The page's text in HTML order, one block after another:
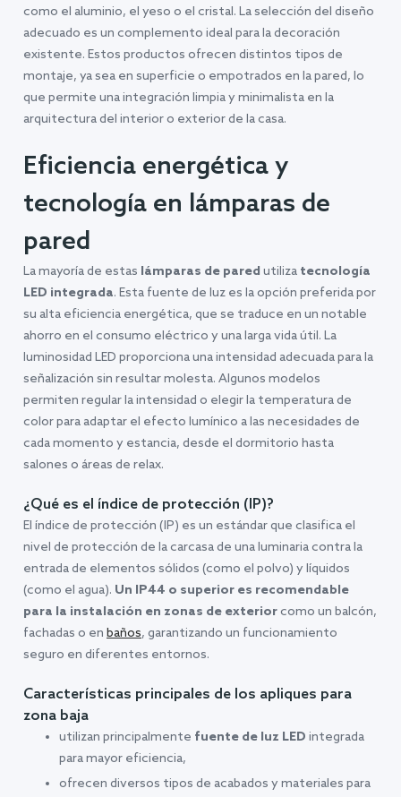
como el aluminio, el yeso o el cristal. La selección del diseño
adecuado es un complemento ideal para la decoración
existente. Estos productos ofrecen distintos tipos de
montaje, ya sea en superficie o empotrados en la pared, lo
que permite una integración limpia y minimalista en la
arquitectura del interior o exterior de la casa.
Eficiencia energética y
tecnología en lámparas de
pared
La mayoría de estas lámparas de pared utiliza tecnología
LED integrada. Esta fuente de luz es la opción preferida por
su alta eficiencia energética, que se traduce en un notable
ahorro en el consumo eléctrico y una larga vida útil. La
luminosidad LED proporciona una intensidad adecuada para la
señalización sin resultar molesta. Algunos modelos
permiten regular la intensidad o elegir la temperatura de
color para adaptar el efecto lumínico a las necesidades de
cada momento y estancia, desde el dormitorio hasta
salones o áreas de relax.
¿Qué es el índice de protección (IP)?
El índice de protección (IP) es un estándar que clasifica el
nivel de protección de la carcasa de una luminaria contra la
entrada de elementos sólidos (como el polvo) y líquidos
(como el agua). Un IP44 o superior es recomendable
para la instalación en zonas de exteriorcomo un balcón,
fachadas o en baños, garantizando un funcionamiento
seguro en diferentes entornos.
Características principales de los apliques para
zona baja
utilizan principalmente fuente de luz LED integrada
para mayor eficiencia,
ofrecen diversos tipos de acabados y materiales para